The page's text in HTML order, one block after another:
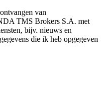
van
TMS Brokers S.A. met
bijv. nieuws en
die ik heb opgegeven